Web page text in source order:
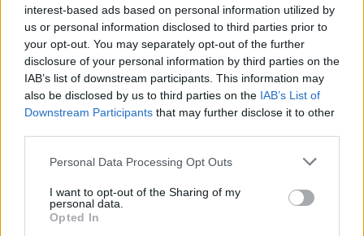
interest-based ads based on personal information utilized by
us or personal information disclosed to third parties prior to
your opt-out. You may separately opt-out of the further
disclosure of your personal information by third parties on the
IAB’s list of downstream participants. This information may
also be disclosed by us to third parties on the IAB’s List of
Downstream Participants that may further disclose it to other
Please note that this website/app uses one or more Google
not limited to your visit or usage behaviour. You may click to
grant or deny consent to Google and its third-party tags to
use your data for below specified purposes in below Google
Personal Data Processing Opt Outs
I want to opt-out of the Sharing of my
personal data.
Opted In
JabJab, vagyis Bobály Mihály nem először ír erősen
ppc-s szemszögből nem ppc-s területről. Korábban
is vitatkoztunk már, de most ismét olyat írt a
blogján, amit nem hagyhatok szó
nélkül.Megpróbálok egyes elemekre válaszolni, de
előtte elmondanám, hogy nem azért válaszolok,…
Rohan az idő
• 2011. április 21.